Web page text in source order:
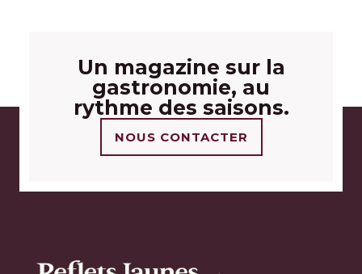
Un magazine sur la
gastronomie, au
rythme des saisons.
NOUS CONTACTER